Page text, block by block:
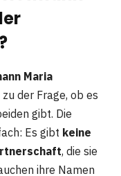
Maria
der Frage, ob es
gibt. Die
Es gibt keine
, die sie
ihre Namen